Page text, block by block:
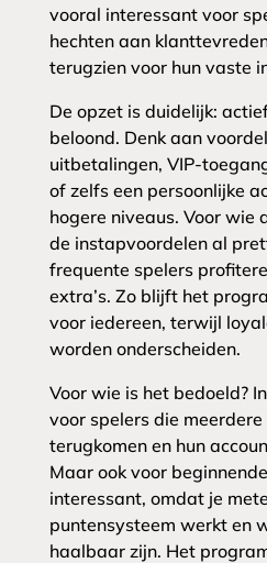
vooral interessant voor
hechten aan
terugzien voor hun vaste
De opzet is duidelijk:
beloond. Denk aan
uitbetalingen, VIP-
of zelfs een persoonlijke
hogere niveaus. Voor wie
de instapvoordelen al
frequente spelers
extra’s. Zo blijft het
voor iedereen, terwijl
worden onderscheiden.
Voor wie is het bedoeld?
voor spelers die
terugkomen en hun
Maar ook voor
interessant, omdat je
puntensysteem werkt en
haalbaar zijn. Het